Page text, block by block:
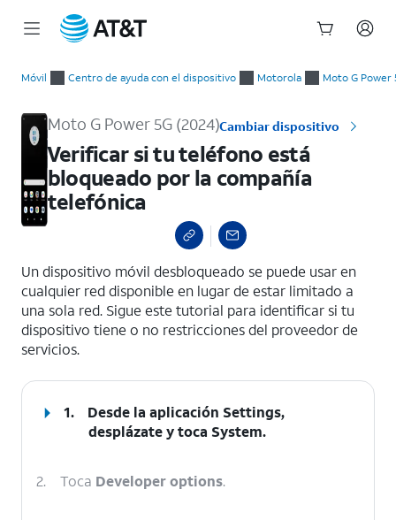
Móvil Centro de ayuda con el dispositivo Motorola Moto G Power
Moto G Power 5G (2024)Cambiar dispositivo
Verificar si tu teléfono está
bloqueado por la compañía
telefónica
Un dispositivo móvil desbloqueado se puede usar en
cualquier red disponible en lugar de estar limitado a
una sola red. Sigue este tutorial para identificar si tu
dispositivo tiene o no restricciones del proveedor de
servicios.
1.
Desde la aplicación Settings,
desplázate y toca System.
2. Toca Developer options.